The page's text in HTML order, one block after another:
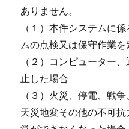
ありません。
（１）本件システムに
ムの点検又は保守作業
（２）コンピューター
止した場合
（３）火災、停電、戦
天災地変その他の不可